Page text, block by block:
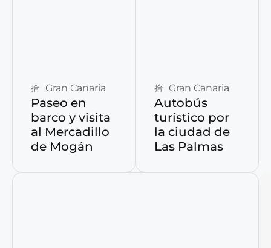
Gran Canaria
Paseo en
barco y visita
al Mercadillo
de Mogán
Gran Canaria
Autobús
turístico por
la ciudad de
Las Palmas